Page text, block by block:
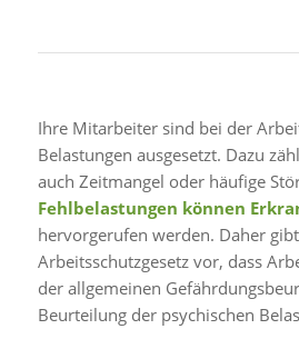
Ihre Mitarbeiter sind bei der
Belastungen ausgesetzt. Dazu
auch Zeitmangel oder häufige
Fehlbelastungen können
hervorgerufen werden. Daher
Arbeitsschutzgesetz vor, dass
der allgemeinen
Beurteilung der psychischen